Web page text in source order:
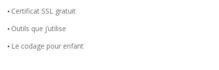
• Certificat SSL gratuit
• Outils que j’utilise
• Le codage pour enfant